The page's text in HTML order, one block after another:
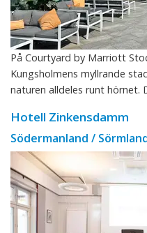
På Courtyard by Marriott
Kungsholmens myllrande
naturen alldeles runt hörnet.
Hotell Zinkensdamm
Södermanland /